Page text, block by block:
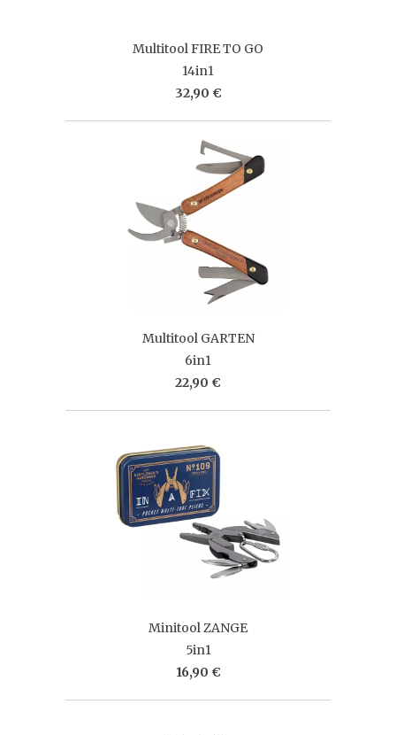
Multitool FIRE TO GO
14in1
32,90 €
Multitool GARTEN
6in1
22,90 €
Minitool ZANGE
5in1
16,90 €